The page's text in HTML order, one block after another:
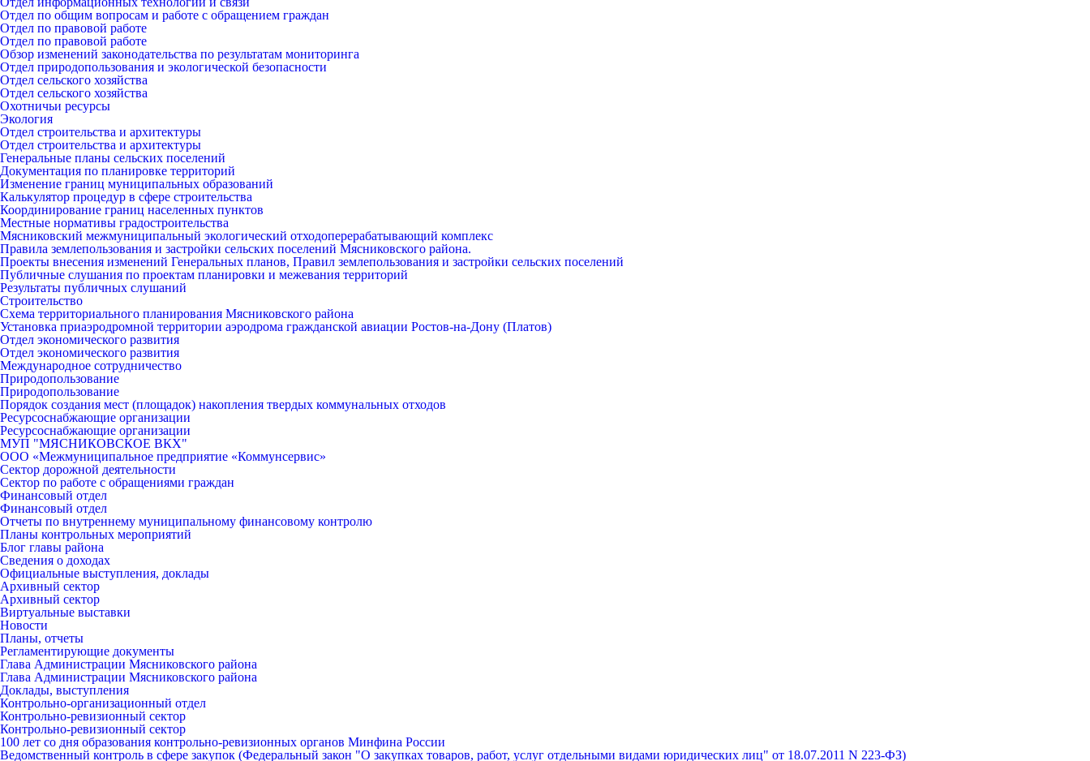
Отдел по общим вопросам и работе с обращением граждан
Отдел по правовой работе
Отдел по правовой работе
Обзор изменений законодательства по результатам мониторинга
Отдел природопользования и экологической безопасности
Отдел сельского хозяйства
Отдел сельского хозяйства
Охотничьи ресурсы
Экология
Отдел строительства и архитектуры
Отдел строительства и архитектуры
Генеральные планы сельских поселений
Документация по планировке территорий
Изменение границ муниципальных образований
Калькулятор процедур в сфере строительства
Координирование границ населенных пунктов
Местные нормативы градостроительства
Мясниковский межмуниципальный экологический отходоперерабатывающий комплекс
Правила землепользования и застройки сельских поселений Мясниковского района.
Проекты внесения изменений Генеральных планов, Правил землепользования и застройки сельских поселений
Публичные слушания по проектам планировки и межевания территорий
Результаты публичных слушаний
Строительство
Схема территориального планирования Мясниковского района
Установка приаэродромной территории аэродрома гражданской авиации Ростов-на-Дону (Платов)
Отдел экономического развития
Отдел экономического развития
Международное сотрудничество
Природопользование
Природопользование
Порядок создания мест (площадок) накопления твердых коммунальных отходов
Ресурсоснабжающие организации
Ресурсоснабжающие организации
МУП "МЯСНИКОВСКОЕ ВКХ"
ООО «Межмуниципальное предприятие «Коммунсервис»
Сектор дорожной деятельности
Сектор по работе с обращениями граждан
Финансовый отдел
Финансовый отдел
Отчеты по внутреннему муниципальному финансовому контролю
Планы контрольных мероприятий
Блог главы района
Сведения о доходах
Официальные выступления, доклады
Архивный сектор
Архивный сектор
Виртуальные выставки
Новости
Планы, отчеты
Регламентирующие документы
Глава Администрации Мясниковского района
Глава Администрации Мясниковского района
Доклады, выступления
Контрольно-организационный отдел
Контрольно-ревизионный сектор
Контрольно-ревизионный сектор
100 лет со дня образования контрольно-ревизионных органов Минфина России
Ведомственный контроль в сфере закупок (Федеральный закон "О закупках товаров, работ, услуг отдельными видами юридических лиц" от 18.07.2011 N 223-ФЗ)